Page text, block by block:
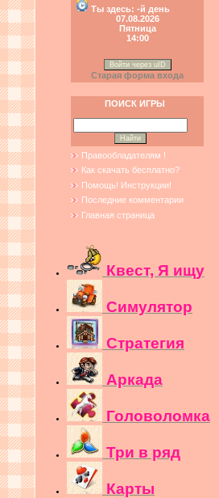
Ты здесь: -й день
07.08.2026
Пятница
14:00
Войти через uID
Старая форма входа
ПОИСК ИГРЫ
Правообладателям !
Как скачать бесплатно?
Помощь! Инструкции!
Последние комментарии
Главная страница
Квест, Я ищу
Симулятор
Стратегия
Аркада
Головоломка
Три в ряд
Карты